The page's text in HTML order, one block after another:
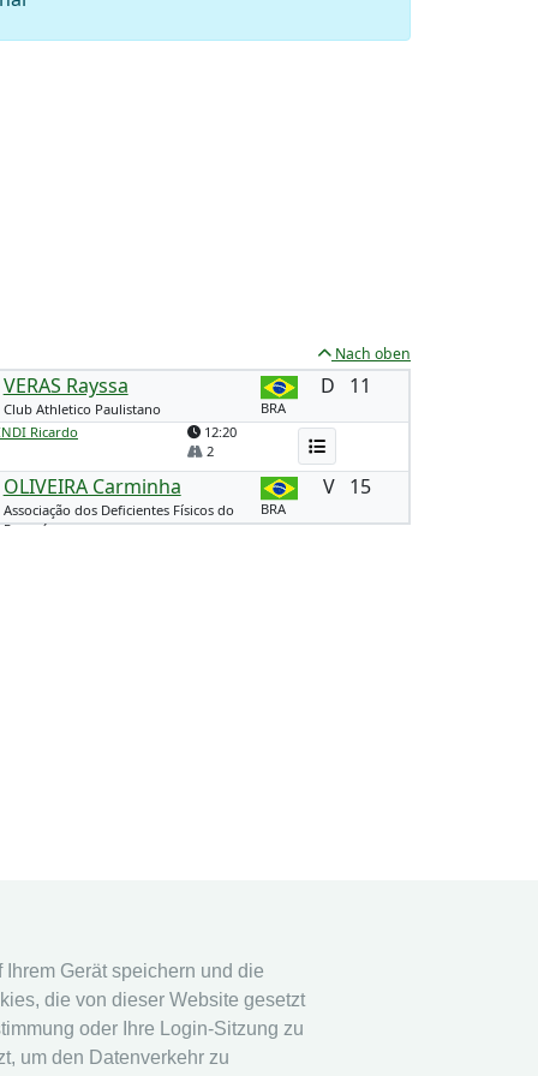
Gerät speichern und die
die von dieser Website gesetzt
oder Ihre Login-Sitzung zu
um den Datenverkehr zu
Nach oben
VERAS Rayssa
Club Athletico Paulistano BRA
D 11
Ricardo
12:20
2
OLIVEIRA Carminha
Associação dos Deficientes Físicos do
Paraná
BRA
V 15
Rechtshinweis
Datenschutz
Impressum